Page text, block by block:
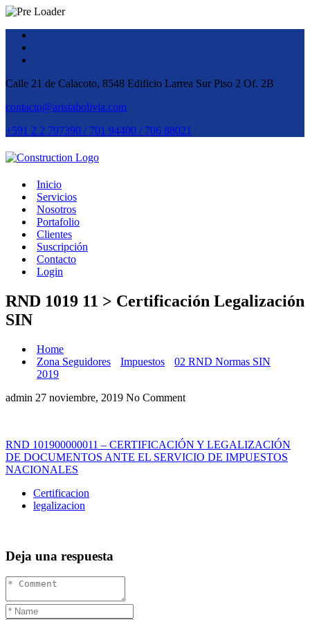
Calle 21 de Calacoto, 8548 Edificio Larrea Sur Piso 2 Of. 2B
contacto@aristabolivia.com
+591 2 2 797390 / 701 94400 / 706 88021
Inicio
Servicios
Nosotros
Portafolio
Clientes
Suscripción
Contacto
Login
RND 1019 11 > Certificación Legalización
SIN
Home
Zona Seguidores
Impuestos
02 RND Normas SIN
2019
admin 27 noviembre, 2019 No Comment
RND 101900000011 – CERTIFICACIÓN Y LEGALIZACIÓN
DE DOCUMENTOS ANTE EL SERVICIO DE IMPUESTOS
NACIONALES
Certificacion
legalizacion
Deja una respuesta